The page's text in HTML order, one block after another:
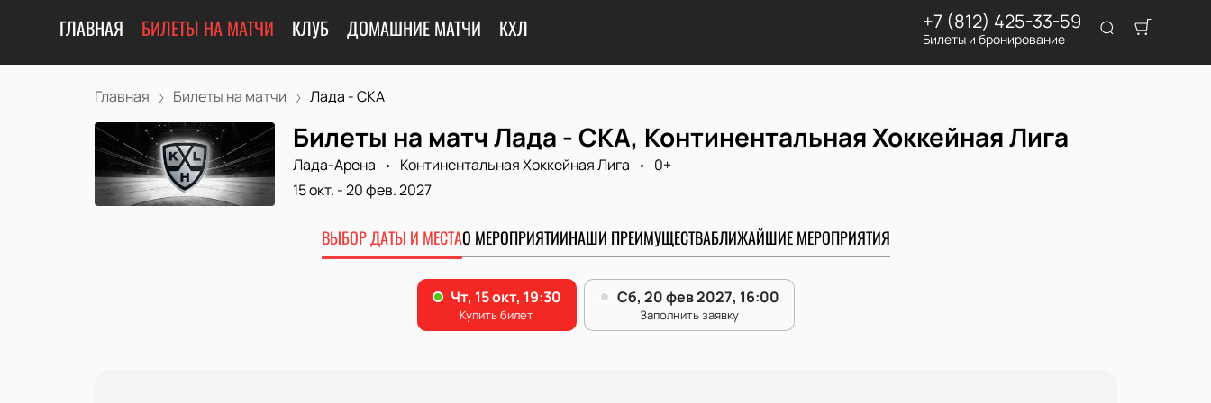
ГЛАВНАЯ БИЛЕТЫ НА МАТЧИ КЛУБ ДОМАШНИЕ МАТЧИ КХЛ +7 (812) 425-33-59
Билеты и бронирование
Главная Билеты на матчи Лада - СКА
Билеты на матч Лада - СКА, Континентальная Хоккейная Лига
Лада-Арена Континентальная Хоккейная Лига
0+
15 окт. -20 фев. 2027
ВЫБОР ДАТЫ И МЕСТАО МЕРОПРИЯТИИНАШИ ПРЕИМУЩЕСТВАБЛИЖАЙШИЕ МЕРОПРИЯТИЯ